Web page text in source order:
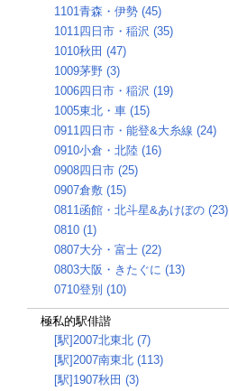
1101青森・伊勢 (45)
1011四日市・稲沢 (35)
1010秋田 (47)
1009茅野 (3)
1006四日市・稲沢 (19)
1005東北・車 (15)
0911四日市・能登&大糸線 (24)
0910小倉・北陸 (16)
0908四日市 (25)
0907倉敷 (15)
0811函館・北斗星&あけぼの (23)
0810 (1)
0807大分・富士 (22)
0803大阪・きたぐに (13)
0710登別 (10)
極私的駅俳諧
[駅]2007北東北 (7)
[駅]2007南東北 (113)
[駅]1907秋田 (3)